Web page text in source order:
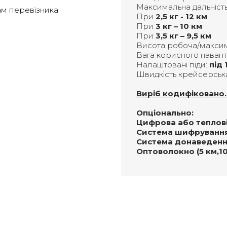
перевізника
Максимальна
При 2,5 кг - 12 км
При 3 кг – 10 км
При 3,5 кг – 9,5 км
Висота робоча/
Вага корисного
Налаштовані піди: під
Швидкість
Виріб кодифіковано.
Опціонально:
Цифрова або
Система шифрування
Система
Оптоволокно (5